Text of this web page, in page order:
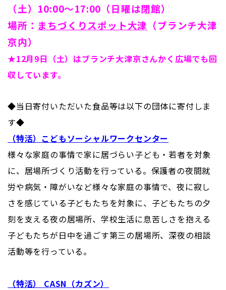
（土）10:00～17:00（日曜は閉館）
場所： まちづくりスポット大津 （ブランチ大津
京内）
★12月9日（土）はブランチ大津京さんかく広場でも回
収しています。
◆当日寄付いただいた食品等は以下の団体に寄付しま
す◆
（特活）こどもソーシャルワークセンター
様々な家庭の事情で家に居づらい子ども・若者を対象
に、居場所づくり活動を行っている。保護者の夜間就
労や病気・障がいなど様々な家庭の事情で、夜に寂し
さを感じている子どもたちを対象に、子どもたちの夕
刻を支える夜の居場所、学校生活に息苦しさを抱える
子どもたちが日中を過ごす第三の居場所、深夜の相談
活動等を行っている。
（特活） CASN（カズン）